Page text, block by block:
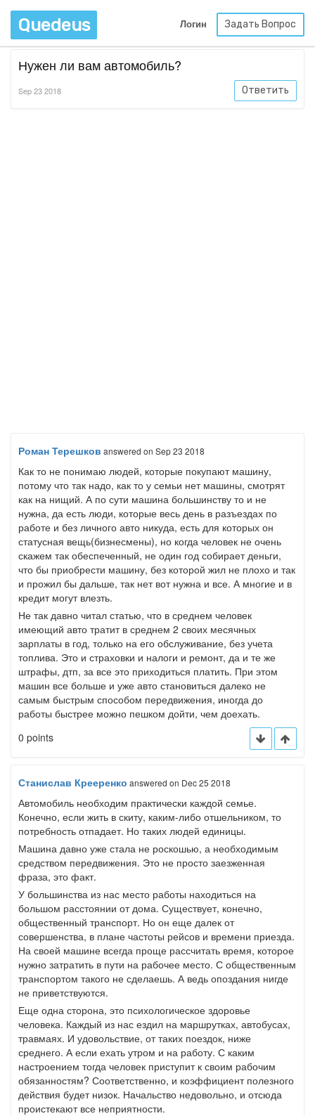
Quedeus Логин Задать Вопрос
Нужен ли вам автомобиль?
Sep 23 2018 Ответить
Роман Терешков answered on Sep 23 2018
Как то не понимаю людей, которые покупают машину,
потому что так надо, как то у семьи нет машины, смотрят
как на нищий. А по сути машина большинству то и не
нужна, да есть люди, которые весь день в разъездах по
работе и без личного авто никуда, есть для которых он
статусная вещь(бизнесмены), но когда человек не очень
скажем так обеспеченный, не один год собирает деньги,
что бы приобрести машину, без которой жил не плохо и так
и прожил бы дальше, так нет вот нужна и все. А многие и в
кредит могут влезть.
Не так давно читал статью, что в среднем человек
имеющий авто тратит в среднем 2 своих месячных
зарплаты в год, только на его обслуживание, без учета
топлива. Это и страховки и налоги и ремонт, да и те же
штрафы, дтп, за все это приходиться платить. При этом
машин все больше и уже авто становиться далеко не
самым быстрым способом передвижения, иногда до
работы быстрее можно пешком дойти, чем доехать.
0 points
Станислав Крееренко answered on Dec 25 2018
Автомобиль необходим практически каждой семье.
Конечно, если жить в скиту, каким-либо отшельником, то
потребность отпадает. Но таких людей единицы.
Машина давно уже стала не роскошью, а необходимым
средством передвижения. Это не просто заезженная
фраза, это факт.
У большинства из нас место работы находиться на
большом расстоянии от дома. Существует, конечно,
общественный транспорт. Но он еще далек от
совершенства, в плане частоты рейсов и времени приезда.
На своей машине всегда проще рассчитать время, которое
нужно затратить в пути на рабочее место. С общественным
транспортом такого не сделаешь. А ведь опоздания нигде
не приветствуются.
Еще одна сторона, это психологическое здоровье
человека. Каждый из нас ездил на маршрутках, автобусах,
травмаях. И удовольствие, от таких поездок, ниже
среднего. А если ехать утром и на работу. С каким
настроением тогда человек приступит к своим рабочим
обязанностям? Соответственно, и коэффициент полезного
действия будет низок. Начальство недовольно, и отсюда
проистекают все неприятности.